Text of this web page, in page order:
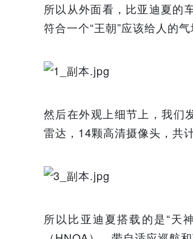
所以从外面看，比亚迪夏的
符合一个“王朝”应该给人的气
然后在外观上细节上，我们
雷达，14颗高清摄像头，共
所以比亚迪夏搭载的是“天